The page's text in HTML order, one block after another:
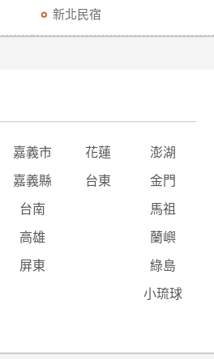
新北民宿
嘉義市 花蓮 澎湖
嘉義縣 台東 金門
台南 馬祖
高雄 蘭嶼
屏東 綠島
小琉球